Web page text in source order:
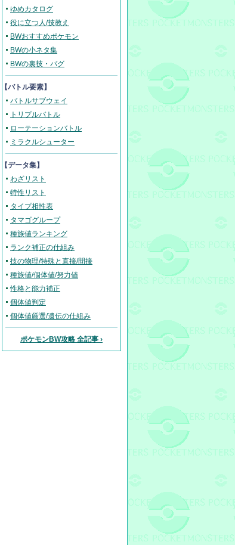
ゆめカタログ
役に立つ人/技教え
BWおすすめポケモン
BWの小ネタ集
BWの裏技・バグ
【バトル要素】
バトルサブウェイ
トリプルバトル
ローテーションバトル
ミラクルシューター
【データ集】
わざリスト
特性リスト
タイプ相性表
タマゴグループ
種族値ランキング
ランク補正の仕組み
技の物理/特殊と直接/間接
種族値/個体値/努力値
性格と能力補正
個体値判定
個体値厳選/遺伝の仕組み
ポケモンBW攻略 全記事 ›